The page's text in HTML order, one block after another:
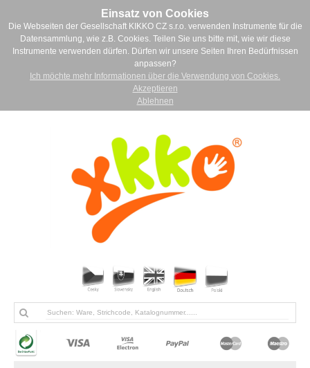
Einsatz von Cookies
Die Webseiten der Gesellschaft KIKKO CZ s.r.o. verwenden Instrumente für die
Datensammlung, wie z.B. Cookies. Teilen Sie uns bitte mit, wie wir diese
Instrumente verwenden dürfen. Dürfen wir unsere Seiten Ihren Bedürfnissen
anpassen?
Ich möchte mehr Informationen über die Verwendung von Cookies.
Akzeptieren
Ablehnen